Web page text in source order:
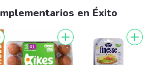
en Éxito